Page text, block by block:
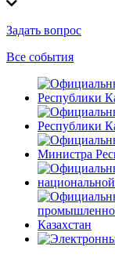
Задать вопрос
Все события